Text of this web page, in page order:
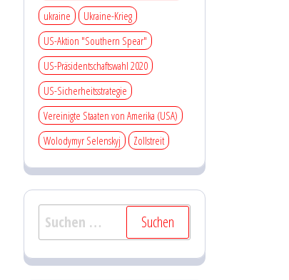
ukraine
Ukraine-Krieg
US-Aktion "Southern Spear"
US-Präsidentschaftswahl 2020
US-Sicherheitsstrategie
Vereinigte Staaten von Amerika (USA)
Wolodymyr Selenskyj
Zollstreit
Suchen
nach: